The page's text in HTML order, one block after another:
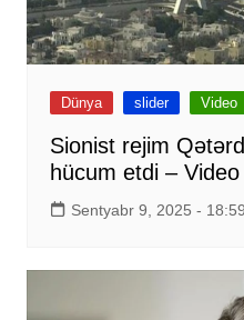
Dünya slider Video
Sionist rejim
hücum etdi – Video
Sentyabr 9, 2025 - 18:59